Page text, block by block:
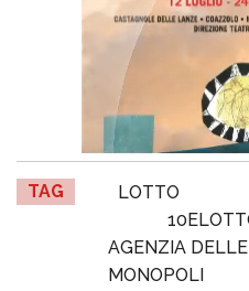
TAG LOTTO
AGENZIA
MONOPOLI